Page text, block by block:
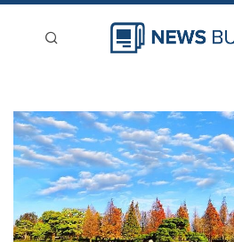
新聞稿分類
登入
刊登